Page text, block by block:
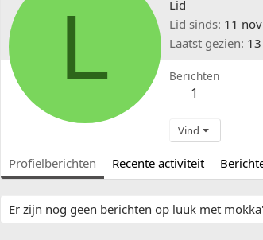
L
Lid
Lid sinds 11
Laatst gezien
Berichten
1
Vind
Profielberichten Recente activiteit
Er zijn nog geen berichten op luuk met